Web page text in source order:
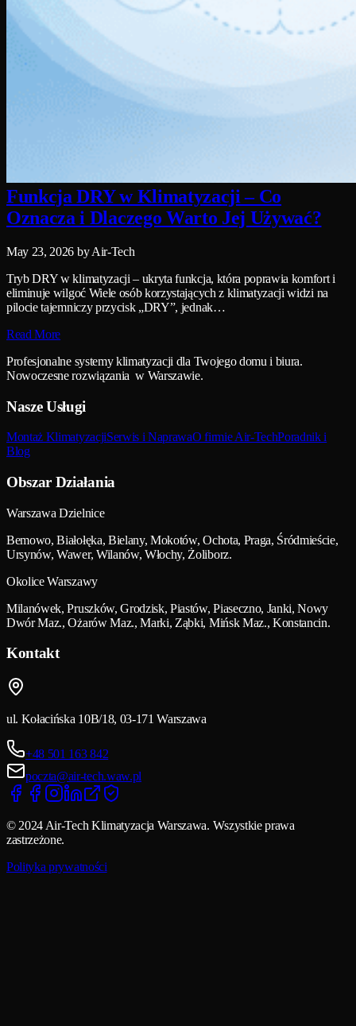
Funkcja DRY w Klimatyzacji – Co
Oznacza i Dlaczego Warto Jej Używać?
May 23, 2026 by Air-Tech
Tryb DRY w klimatyzacji – ukryta funkcja, która poprawia komfort i
eliminuje wilgoć Wiele osób korzystających z klimatyzacji widzi na
pilocie tajemniczy przycisk „DRY”, jednak…
Read More
Profesjonalne systemy klimatyzacji dla Twojego domu i biura.
Nowoczesne rozwiązania w Warszawie.
Nasze Usługi
Montaż KlimatyzacjiSerwis i NaprawaO firmie Air-TechPoradnik i
Blog
Obszar Działania
Warszawa Dzielnice
Bemowo, Białołęka, Bielany, Mokotów, Ochota, Praga, Śródmieście,
Ursynów, Wawer, Wilanów, Włochy, Żoliborz.
Okolice Warszawy
Milanówek, Pruszków, Grodzisk, Piastów, Piaseczno, Janki, Nowy
Dwór Maz., Ożarów Maz., Marki, Ząbki, Mińsk Maz., Konstancin.
Kontakt
ul. Kołacińska 10B/18, 03-171 Warszawa
+48 501 163 842
poczta@air-tech.waw.pl
© 2024 Air-Tech Klimatyzacja Warszawa. Wszystkie prawa
zastrzeżone.
Polityka prywatności